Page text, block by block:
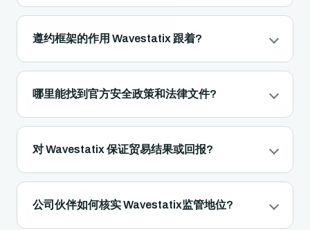
遵约框架的作用 Wavestatix 跟着?
哪里能找到官方安全政策和法律文件?
对 Wavestatix 保证贸易结果或回报?
公司伙伴如何核实 Wavestatix监管地位?